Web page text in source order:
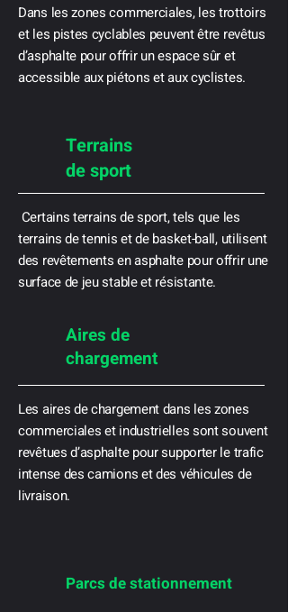
Dans les zones commerciales, les trottoirs
et les pistes cyclables peuvent être revêtus
d’asphalte pour offrir un espace sûr et
accessible aux piétons et aux cyclistes.
Terrains
de sport
Certains terrains de sport, tels que les
terrains de tennis et de basket-ball, utilisent
des revêtements en asphalte pour offrir une
surface de jeu stable et résistante.
Aires de
chargement
Les aires de chargement dans les zones
commerciales et industrielles sont souvent
revêtues d’asphalte pour supporter le trafic
intense des camions et des véhicules de
livraison.
Parcs de stationnement